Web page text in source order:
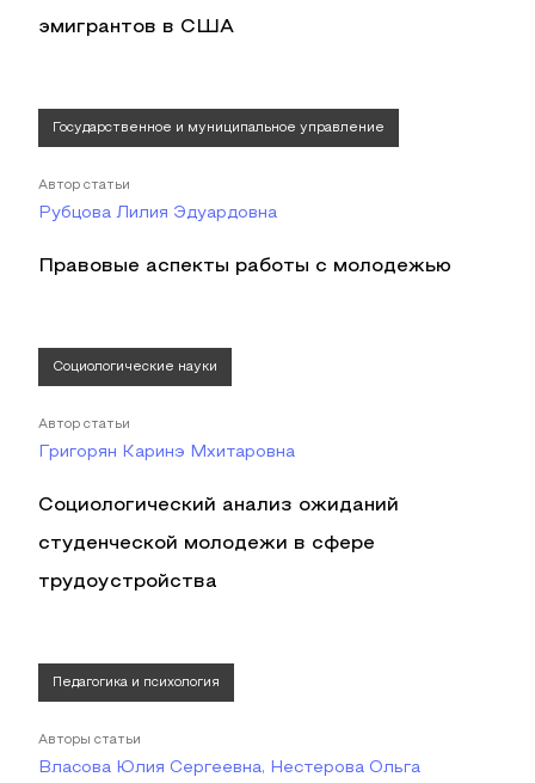
эмигрантов в США
Государственное и муниципальное управление
Автор статьи
Рубцова Лилия Эдуардовна
Правовые аспекты работы с молодежью
Социологические науки
Автор статьи
Григорян Каринэ Мхитаровна
Социологический анализ ожиданий
студенческой молодежи в сфере
трудоустройства
Педагогика и психология
Авторы статьи
Власова Юлия Сергеевна, Нестерова Ольга